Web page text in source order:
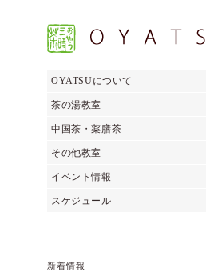
OYATSUについて
茶の湯教室
中国茶・薬膳茶
その他教室
イベント情報
スケジュール
新着情報